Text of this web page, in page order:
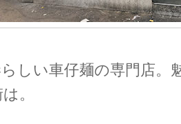
しい車仔麺の専門店。
。